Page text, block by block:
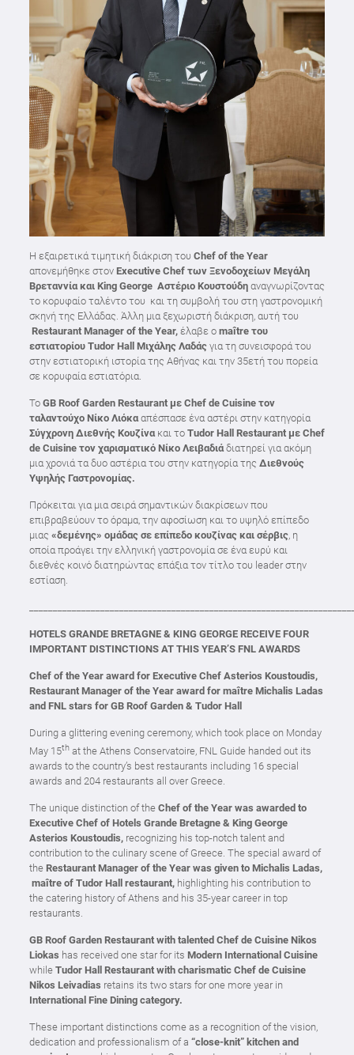
Η εξαιρετικά τιμητική διάκριση του Chef of the Year
απονεμήθηκε στον Executive Chef των Ξενοδοχείων Μεγάλη
Βρεταννία και King George Αστέριο Κουστούδηαναγνωρίζοντας
το κορυφαίο ταλέντο του και τη συμβολή του στη γαστρονομική
σκηνή της Ελλάδας. Άλλη μια ξεχωριστή διάκριση, αυτή του
Restaurant Manager of the Year,έλαβε ο maître του
εστιατορίου Tudor Hall Μιχάλης Λαδάςγια τη συνεισφορά του
στην εστιατορική ιστορία της Αθήνας και την 35ετή του πορεία
σε κορυφαία εστιατόρια.
Το GBRoofGardenRestaurantμε ChefdeCuisineτον
ταλαντούχο Νίκο Λιόκααπέσπασε ένα αστέρι στην κατηγορία
Σύγχρονη Διεθνής Κουζίνακαι το TudorHall Restaurantμε Chef
deCuisineτον χαρισματικό Νίκο Λειβαδιάδιατηρεί για ακόμη
μια χρονιά τα δυο αστέρια του στην κατηγορία της Διεθνούς
Υψηλής Γαστρονομίας.
Πρόκειται για μια σειρά σημαντικών διακρίσεων που
επιβραβεύουν το όραμα, την αφοσίωση και το υψηλό επίπεδο
μιας «δεμένης» ομάδας σε επίπεδο κουζίνας και σέρβις, η
οποία προάγει την ελληνική γαστρονομία σε ένα ευρύ και
διεθνές κοινό διατηρώντας επάξια τον τίτλο του leader στην
εστίαση.
HOTELS GRANDE BRETAGNE & KING GEORGE RECEIVE FOUR
IMPORTANT DISTINCTIONS AT THIS YEAR’S FNL AWARDS
Chef of the Year award for Executive Chef Asterios Koustoudis,
Restaurant Manager of the Year award for maître Michalis Ladas
and FNL stars for GB Roof Garden & Tudor Hall
During a glittering evening ceremony, which took place on Monday
May 15that the Athens Conservatoire, FNL Guide handed out its
awards to the country’s best restaurants including 16 special
awards and 204 restaurants all over Greece.
The unique distinction of the Chef of the Year was awarded to
Executive Chef of Hotels Grande Bretagne & King George
Asterios Koustoudis,recognizing his top-notch talent and
contribution to the culinary scene of Greece. The special award of
the Restaurant Manager of the Year was given to Michalis Ladas,
maître of Tudor Hall restaurant, highlighting his contribution to
the catering history of Athens and his 35-year career in top
restaurants.
GB Roof Garden Restaurant with talented Chef de Cuisine Nikos
Liokas has received one star for its Modern International Cuisine
while Tudor Hall Restaurant with charismatic Chef de Cuisine
Nikos Leivadias retains its two stars for one more year in
International Fine Dining category.
These important distinctions come as a recognition of the vision,
dedication and professionalism of a “close-knit” kitchen and